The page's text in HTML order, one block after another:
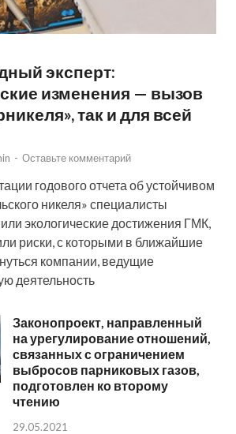
эксперт:
изменения — вызов
так и для всей
- Оставьте комментарий
годового отчета об устойчивом
никеля» специалисты
экологические достижения ГМК,
риски, с которыми в ближайшие
компании, ведущие
деятельность
Законопроект, направленный
на урегулирование отношений,
связанных с ограничением
выбросов парниковых газов,
подготовлен ко второму
чтению
29.05.2021